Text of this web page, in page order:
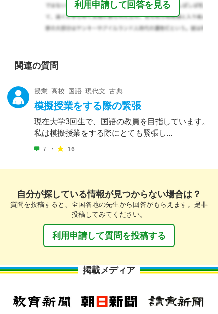
利用申請して回答を見る
関連の質問
授業 高校 国語 現代文 古典
模擬授業をする際の緊張
現在大学3回生で、国語の教員を目指しています。
私は模擬授業をする際にとても緊張し...
7 ・ 16
自分が探している情報が見つからない場合は？
質問を投稿すると、全国各地の先生から回答がもらえます。是非
投稿してみてください。
利用申請して質問を投稿する
掲載メディア